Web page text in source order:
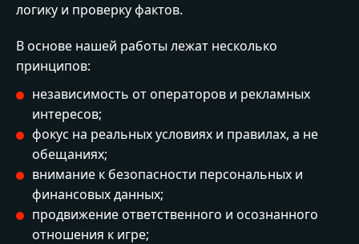
логику и проверку фактов.
В основе нашей работы лежат несколько
принципов:
независимость от операторов и рекламных
интересов;
фокус на реальных условиях и правилах, а не
обещаниях;
внимание к безопасности персональных и
финансовых данных;
продвижение ответственного и осознанного
отношения к игре;